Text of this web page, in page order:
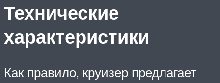
Технические
характеристики
Как правило, круизер предлагает